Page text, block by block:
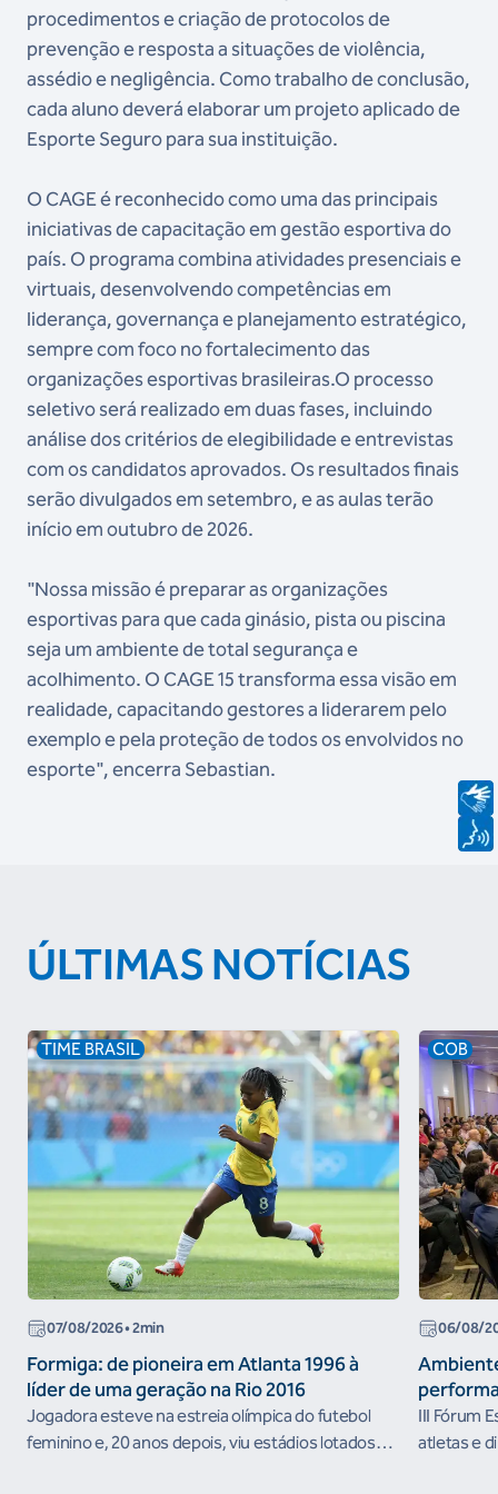
procedimentos e criação de protocolos de
prevenção e resposta a situações de violência,
assédio e negligência. Como trabalho de conclusão,
cada aluno deverá elaborar um projeto aplicado de
Esporte Seguro para sua instituição.
O CAGE é reconhecido como uma das principais
iniciativas de capacitação em gestão esportiva do
país. O programa combina atividades presenciais e
virtuais, desenvolvendo competências em
liderança, governança e planejamento estratégico,
sempre com foco no fortalecimento das
organizações esportivas brasileiras.O processo
seletivo será realizado em duas fases, incluindo
análise dos critérios de elegibilidade e entrevistas
com os candidatos aprovados. Os resultados finais
serão divulgados em setembro, e as aulas terão
início em outubro de 2026.
"Nossa missão é preparar as organizações
esportivas para que cada ginásio, pista ou piscina
seja um ambiente de total segurança e
acolhimento. O CAGE 15 transforma essa visão em
realidade, capacitando gestores a liderarem pelo
exemplo e pela proteção de todos os envolvidos no
esporte", encerra Sebastian.
ÚLTIMAS NOTÍCIAS
TIME BRASIL
07/08/2026• 2min
Formiga: de pioneira em Atlanta 1996 à
líder de uma geração na Rio 2016
Jogadora esteve na estreia olímpica do futebol
feminino e, 20 anos depois, viu estádios lotados
COB
06/08/
III Fórum
atletas e